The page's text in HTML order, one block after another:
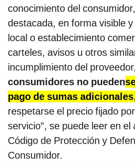
conocimiento del
destacada, en forma visible
local o establecimiento
carteles, avisos u otros
incumplimiento del proveedor,
consumidores no pueden
pago de sumas adicionales,
respetarse el precio fijado
servicio”, se puede leer en el
Código de Protección y
Consumidor.